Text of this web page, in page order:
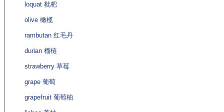
loquat 枇杷
olive 橄榄
rambutan 红毛丹
durian 榴梿
strawberry 草莓
grape 葡萄
grapefruit 葡萄柚